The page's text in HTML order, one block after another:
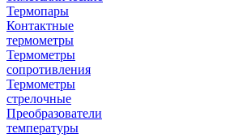
Термопары
Контактные
термометры
Термометры
сопротивления
Термометры
стрелочные
Преобразователи
температуры